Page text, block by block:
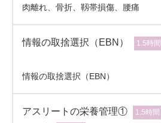
肉離れ、骨折、靱帯損傷、腰痛
情報の取捨選択（EBN） 1.5時間
情報の取捨選択（EBN）
アスリートの栄養管理① 1.5時間